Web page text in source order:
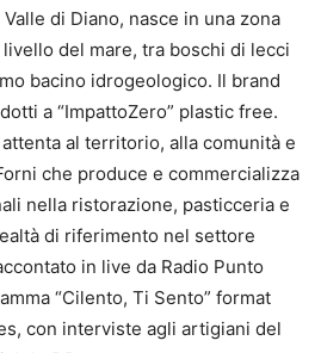
di Diano, nasce in una zona
del mare, tra boschi di lecci
bacino idrogeologico. Il brand
a “ImpattoZero” plastic free.
al territorio, alla comunità e
che produce e commercializza
nella ristorazione, pasticceria e
di riferimento nel settore
in live da Radio Punto
“Cilento, Ti Sento” format
con interviste agli artigiani del